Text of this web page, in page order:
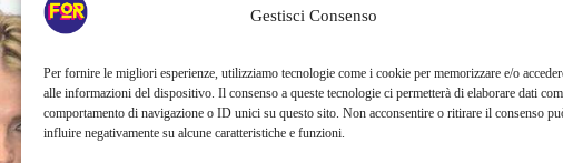
Gestisci Consenso
Per fornire le migliori esperienze, utilizziamo tecnologie come i cookie per memorizzare e/o
alle informazioni del dispositivo. Il consenso a queste tecnologie ci permetterà di elaborare dati
comportamento di navigazione o ID unici su questo sito. Non acconsentire o ritirare il consenso
influire negativamente su alcune caratteristiche e funzioni.